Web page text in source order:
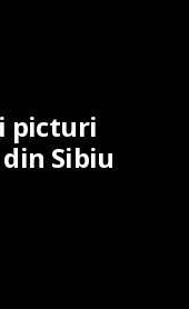
picturi
Sibiu